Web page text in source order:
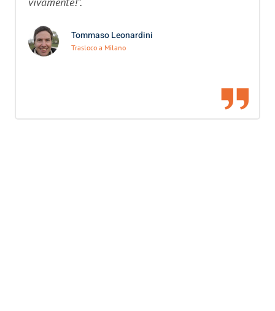
Tommaso Leonardini
Trasloco a Milano